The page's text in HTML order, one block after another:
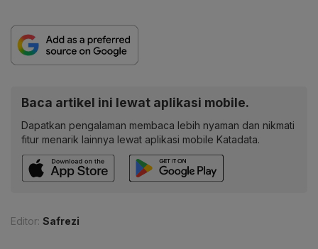
Baca artikel ini lewat aplikasi mobile.
Dapatkan pengalaman membaca lebih nyaman dan nikmati
fitur menarik lainnya lewat aplikasi mobile Katadata.
Editor: Safrezi